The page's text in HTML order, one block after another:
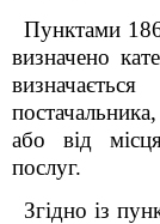
Пунктами
визначено
або від
послуг.
Згідно із